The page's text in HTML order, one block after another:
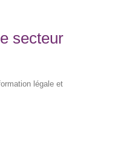
secteur
légale et